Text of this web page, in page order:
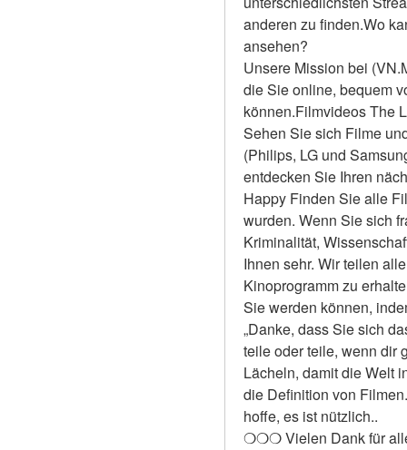
anderen zu finden.Wo
ansehen?
Unsere Mission bei
die Sie online, bequem
können.Filmvideos The
Sehen Sie sich Filme
(Philips, LG und
entdecken Sie Ihren
Happy Finden Sie alle
wurden. Wenn Sie sich
Kriminalität,
Ihnen sehr. Wir teilen
Kinoprogramm zu
Sie werden können,
„Danke, dass Sie sich
teile oder teile, wenn dir
Lächeln, damit die Welt
die Definition von
hoffe, es ist nützlich..
❍❍❍ Vielen Dank für